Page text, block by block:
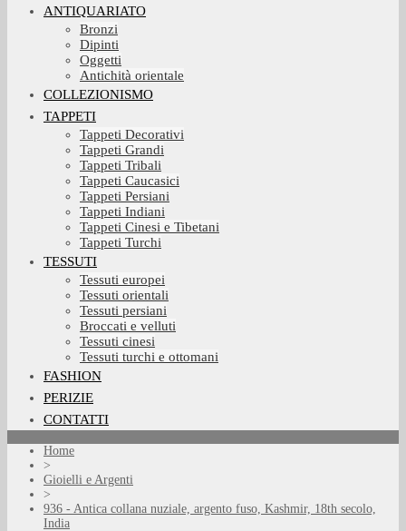
ANTIQUARIATO
Bronzi
Dipinti
Oggetti
Antichità orientale
COLLEZIONISMO
TAPPETI
Tappeti Decorativi
Tappeti Grandi
Tappeti Tribali
Tappeti Caucasici
Tappeti Persiani
Tappeti Indiani
Tappeti Cinesi e Tibetani
Tappeti Turchi
TESSUTI
Tessuti europei
Tessuti orientali
Tessuti persiani
Broccati e velluti
Tessuti cinesi
Tessuti turchi e ottomani
FASHION
PERIZIE
CONTATTI
Home
>
Gioielli e Argenti
>
936 - Antica collana nuziale, argento fuso, Kashmir, 18th secolo,
India